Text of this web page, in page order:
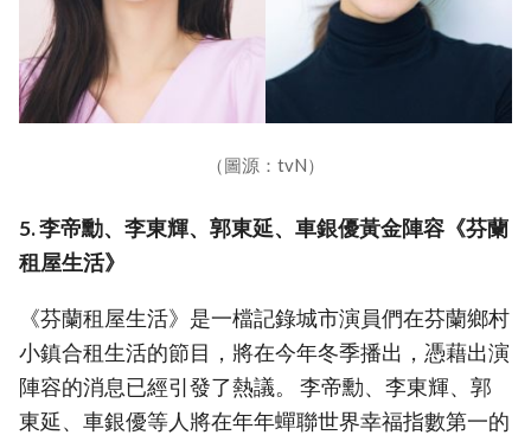
（圖源：tvN）
5. 李帝勳、李東輝、郭東延、車銀優黃金陣容《芬蘭
租屋生活》
《芬蘭租屋生活》是一檔記錄城市演員們在芬蘭鄉村
小鎮合租生活的節目，將在今年冬季播出，憑藉出演
陣容的消息已經引發了熱議。 李帝勳、李東輝、郭
東延、車銀優等人將在年年蟬聯世界幸福指數第一的